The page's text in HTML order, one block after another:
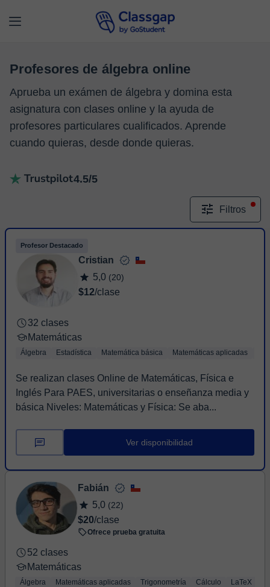
Profesores de álgebra online
Aprueba un exámen de álgebra y domina esta
asignatura con clases online y la ayuda de
profesores particulares cualificados. Aprende
cuando quieras, desde donde quieras.
4.5/5
Filtros
Profesor Destacado
Cristian
5,0 (20)
$12/clase
32 clases
Matemáticas
Álgebra Estadística Matemática básica Matemáticas aplicadas
Se realizan clases Online de Matemáticas, Física e
Inglés Para PAES, universitarias o enseñanza media y
básica Niveles: Matemáticas y Física: Se aba...
Ver disponibilidad
Fabián
5,0 (22)
$20/clase
Ofrece prueba gratuita
52 clases
Matemáticas
Álgebra Matemáticas aplicadas Trigonometría Cálculo LaTeX